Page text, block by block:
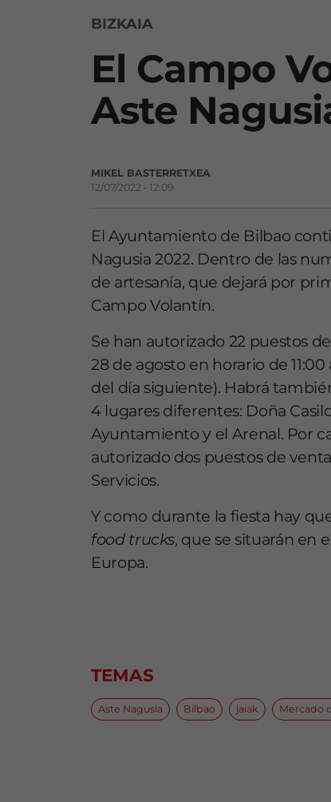
BIZKAIA
El Campo
Aste
MIKEL BASTERRETXEA
12/07/2022 • 12:09
El Ayuntamiento de Bilbao
Nagusia 2022. Dentro de las
de artesanía, que dejará por
Campo Volantín.
Se han autorizado 22 puestos
28 de agosto en horario de
del día siguiente). Habrá
4 lugares diferentes: Doña
Ayuntamiento y el Arenal. Por
autorizado dos puestos de
Servicios.
Y como durante la fiesta hay
food trucks, que se situarán en
Europa.
TEMAS
Aste Nagusia Bilbao jaiak Mercado